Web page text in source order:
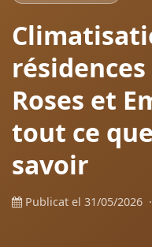
Roses et
tout ce
savoir
Publicat el 31/05/2026 ·